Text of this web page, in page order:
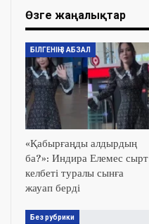
Өзге жаңалықтар
БІЛГЕНІҢІЗ АБЗАЛ
«Қабырғаңды алдырдың
ба?»: Индира Елемес сырт
келбеті туралы сынға
жауап берді
Без рубрики